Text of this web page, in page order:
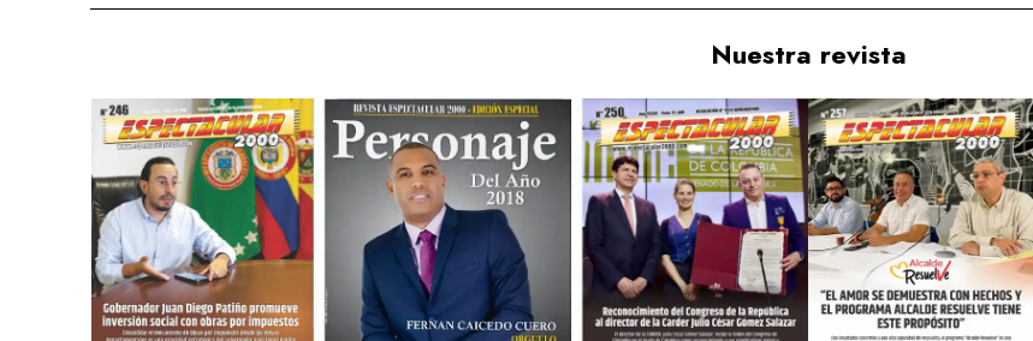
Nuestra revista